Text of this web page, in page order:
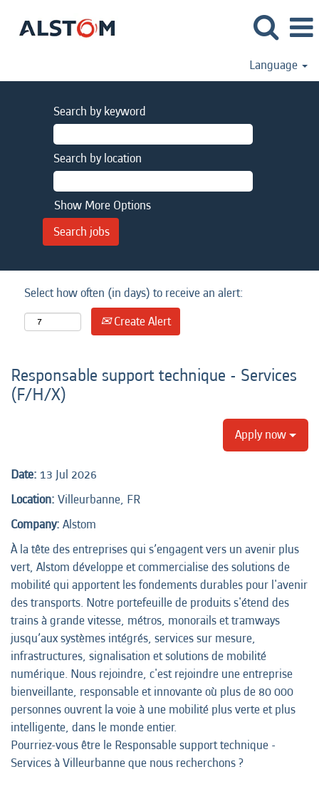
Language
Search by keyword
Search by location
Show More Options
Select how often (in days) to receive an alert:
Create Alert
Responsable support technique - Services
(F/H/X)
Apply now
Date: 13 Jul 2026
Location: Villeurbanne, FR
Company: Alstom
À la tête des entreprises qui s’engagent vers un avenir plus
vert, Alstom développe et commercialise des solutions de
mobilité qui apportent les fondements durables pour l'avenir
des transports. Notre portefeuille de produits s'étend des
trains à grande vitesse, métros, monorails et tramways
jusqu’aux systèmes intégrés, services sur mesure,
infrastructures, signalisation et solutions de mobilité
numérique. Nous rejoindre, c'est rejoindre une entreprise
bienveillante, responsable et innovante où plus de 80 000
personnes ouvrent la voie à une mobilité plus verte et plus
intelligente, dans le monde entier.
Pourriez-vous être le Responsable support technique -
Services à Villeurbanne que nous recherchons ?